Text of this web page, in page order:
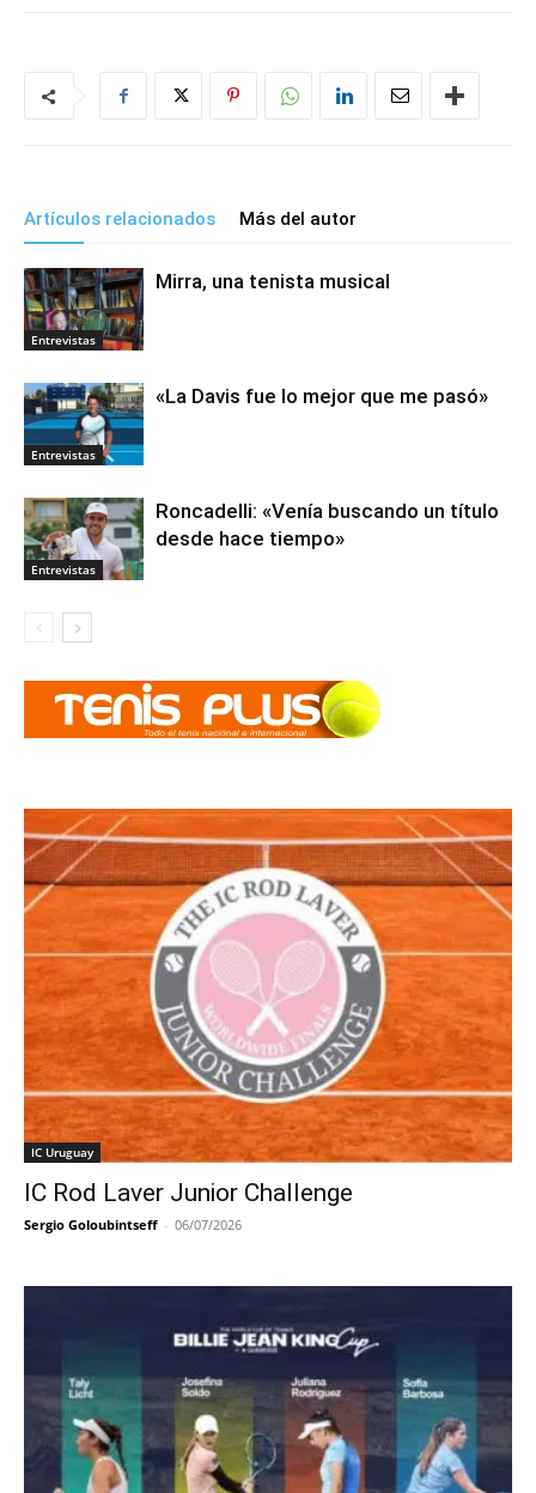
Artículos relacionados Más del autor
Entrevistas
Mirra, una tenista musical
Entrevistas
«La Davis fue lo mejor que me pasó»
Entrevistas
Roncadelli: «Venía buscando un título
desde hace tiempo»
IC Uruguay
IC Rod Laver Junior Challenge
Sergio Goloubintseff - 06/07/2026